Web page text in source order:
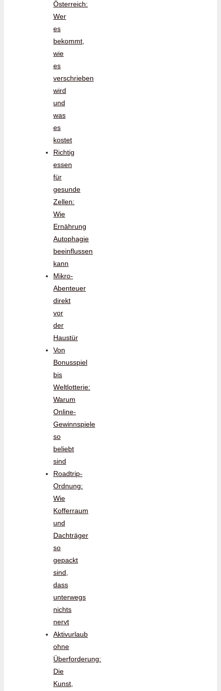
Österreich:
Wer
es
bekommt,
wie
es
verschrieben
wird
und
was
es
kostet
Richtig
essen
für
gesunde
Zellen:
Wie
Ernährung
Autophagie
beeinflussen
kann
Mikro-
Abenteuer
direkt
vor
der
Haustür
Von
Bonusspiel
bis
Weltlotterie:
Warum
Online-
Gewinnspiele
so
beliebt
sind
Roadtrip-
Ordnung:
Wie
Kofferraum
und
Dachträger
so
gepackt
sind,
dass
unterwegs
nichts
nervt
Aktivurlaub
ohne
Überforderung:
Die
Kunst,